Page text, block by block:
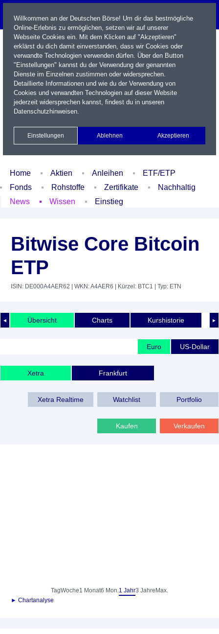
Name / WKN / ISIN / Kürzel
Xetra Realtime
Watchlist Portfolio Login
Home Aktien Anleihen
ETF/ETP
Fonds
Rohstoffe Zertifikate
Nachhaltig
News
Wissen Einstieg
Bitwise Core Bitcoin
ETP
ISIN: DE000A4AER62 | WKN: A4AER6 | Kürzel: BTC1 | Typ: ETN
◄ ►
Übersicht Charts Kurshistorie
Euro US-Dollar
Xetra Frankfurt
Xetra Realtime Watchlist Portfolio
Kaufen Verkaufen
TagWoche1 Monat6 Mon.1 Jahr3 Jahre Max.
► Chartanalyse
Willkommen an der Deutschen Börse! Um dir das bestmögliche
Online-Erlebnis zu ermöglichen, setzen wir auf unserer
Webseite Cookies ein. Mit dem Klicken auf "Akzeptieren"
erklärst du dich damit einverstanden, dass wir Cookies oder
verwandte Technologien verwenden dürfen. Über den Button
"Einstellungen" kannst du der Verwendung der genannten
Dienste im Einzelnen zustimmen oder widersprechen.
Detaillierte Informationen und wie du der Verwendung von
Cookies und verwandten Technologien auf dieser Website
jederzeit widersprechen kannst, findest du in unseren
Datenschutzhinweisen.
Einstellungen Ablehnen Akzeptieren